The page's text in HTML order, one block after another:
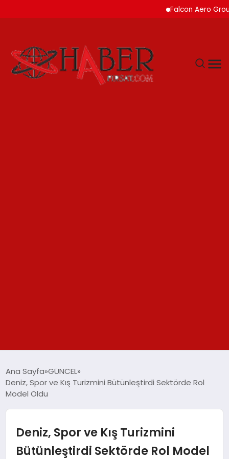
Falcon Aero Group,
SPOR
Ana Sayfa GÜNCEL
Deniz, Spor ve Kış Turizmini Bütünleştirdi Sektörde Rol
Model Oldu
Deniz, Spor ve Kış Turizmini
Bütünleştirdi Sektörde Rol Model